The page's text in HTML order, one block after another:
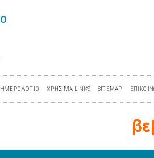
ΗΜΕΡΟΛΟΓΙΟ ΧΡΗΣΙΜΑ LINKS SITEMAP